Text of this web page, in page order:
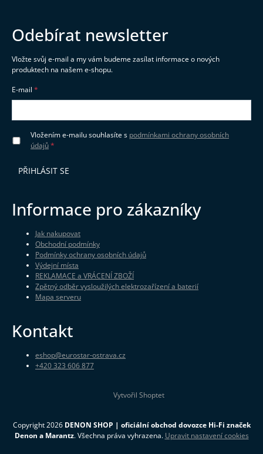
Odebírat newsletter
Vložte svůj e-mail a my vám budeme zasílat informace o nových
produktech na našem e-shopu.
E-mail
Vložením e-mailu souhlasíte s podmínkami ochrany osobních
údajů
PŘIHLÁSIT SE
Informace pro zákazníky
Jak nakupovat
Obchodní podmínky
Podmínky ochrany osobních údajů
Výdejní místa
REKLAMACE a VRÁCENÍ ZBOŽÍ
Zpětný odběr vysloužilých elektrozařízení a baterií
Mapa serveru
Kontakt
eshop@eurostar-ostrava.cz
+420 323 606 877
Vytvořil Shoptet
Copyright 2026 DENON SHOP | oficiální obchod dovozce Hi-Fi značek
Denon a Marantz. Všechna práva vyhrazena. Upravit nastavení cookies